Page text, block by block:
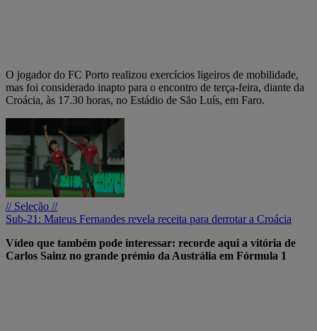
O jogador do FC Porto realizou exercícios ligeiros de mobilidade,
mas foi considerado inapto para o encontro de terça-feira, diante da
Croácia, às 17.30 horas, no Estádio de São Luís, em Faro.
// Seleção //
Sub-21: Mateus Fernandes revela receita para derrotar a Croácia
Vídeo que também pode interessar: recorde aqui a vitória de
Carlos Sainz no grande prémio da Austrália em Fórmula 1